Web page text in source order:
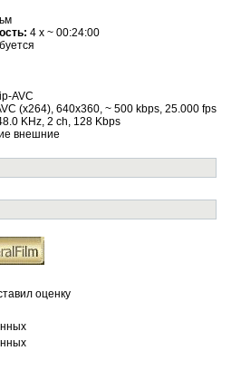
4 x ~ 00:24:00
AVC
(x264), 640x360, ~ 500 kbps, 25.000 fps
KHz, 2 ch, 128 Kbps
внешние
оценку